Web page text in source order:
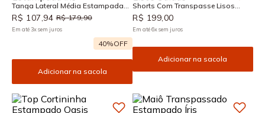
Tanga Lateral Média Estampada
Íris
R$ 107 94 R$ 179,90
Em até 3xsem juros
40%OFF
Adicionar na sacola
Shorts Com Transpasse Lisos
Saídas
R$ 199 00
Em até6xsem juros
Adicionar na sacola